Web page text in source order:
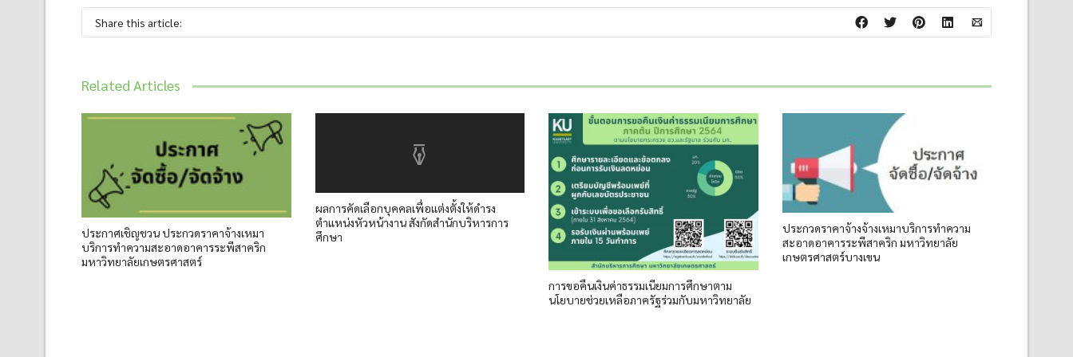
Share this article:
Related Articles
ประกาศเชิญชวน ประกวดราคาจ้างเหมา
บริการทำความสะอาดอาคารระพีสาคริก
มหาวิทยาลัยเกษตรศาสตร์
ผลการคัดเลือกบุคคลเพื่อแต่งตั้งให้ดำรง
ตำแหน่งหัวหน้างาน สังกัดสำนักบริหารการ
ศึกษา
การขอคืนเงินค่าธรรมเนียมการศึกษาตาม
นโยบายช่วยเหลือภาครัฐร่วมกับมหาวิทยาลัย
ประกวดราคาจ้างจ้างเหมาบริการทำความ
สะอาดอาคารระพีสาคริก มหาวิทยาลัย
เกษตรศาสตร์บางเขน